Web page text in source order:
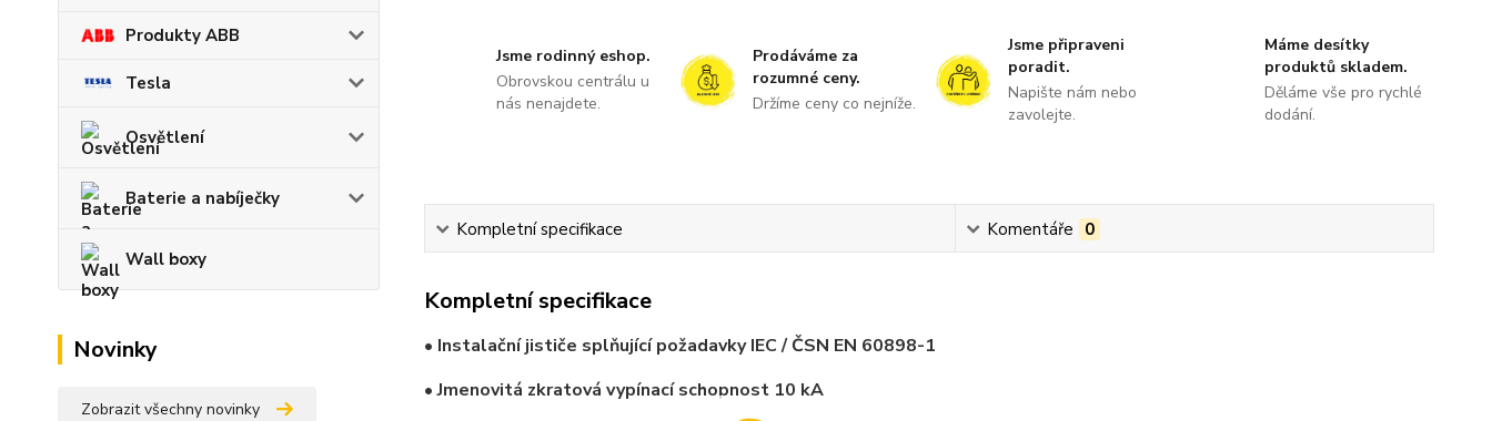
Produkty ABB
Tesla
Osvětlení
Baterie a nabíječky
Wall boxy
Novinky
Zobrazit všechny novinky
Jsme rodinný eshop.
Obrovskou centrálu u
nás nenajdete.
Prodáváme za
rozumné ceny.
Držíme ceny co nejníže.
Jsme připraveni
poradit.
Napište nám nebo
zavolejte.
Máme desítky
produktů skladem.
Děláme vše pro rychlé
dodání.
Kompletní specifikace Komentáře 0
Kompletní specifikace
• Instalační jističe splňující požadavky IEC / ČSN EN 60898-1
• Jmenovitá zkratová vypínací schopnost 10 kA